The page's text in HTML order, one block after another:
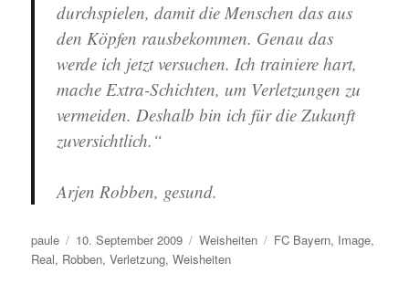
durchspielen, damit die Menschen das aus
den Köpfen rausbekommen. Genau das
werde ich jetzt versuchen. Ich trainiere hart,
mache Extra-Schichten, um Verletzungen zu
vermeiden. Deshalb bin ich für die Zukunft
zuversichtlich.“
Arjen Robben, gesund.
Autor
paule
Veröffentlicht
am
10. September 2009 Kategorien
Weisheiten Schlagwörter
FC Bayern, Image,
Real, Robben,Verletzung,Weisheiten